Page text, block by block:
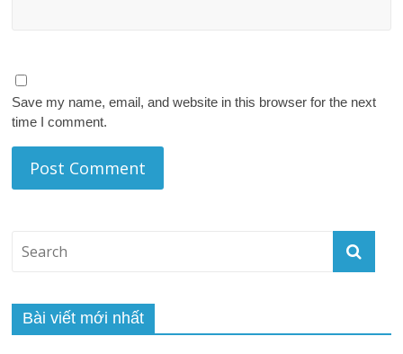
Save my name, email, and website in this browser for the next
time I comment.
Bài viết mới nhất